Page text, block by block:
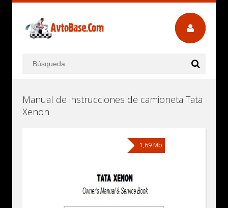
Manual de instrucciones de camioneta Tata
Xenon
1,69 Mb